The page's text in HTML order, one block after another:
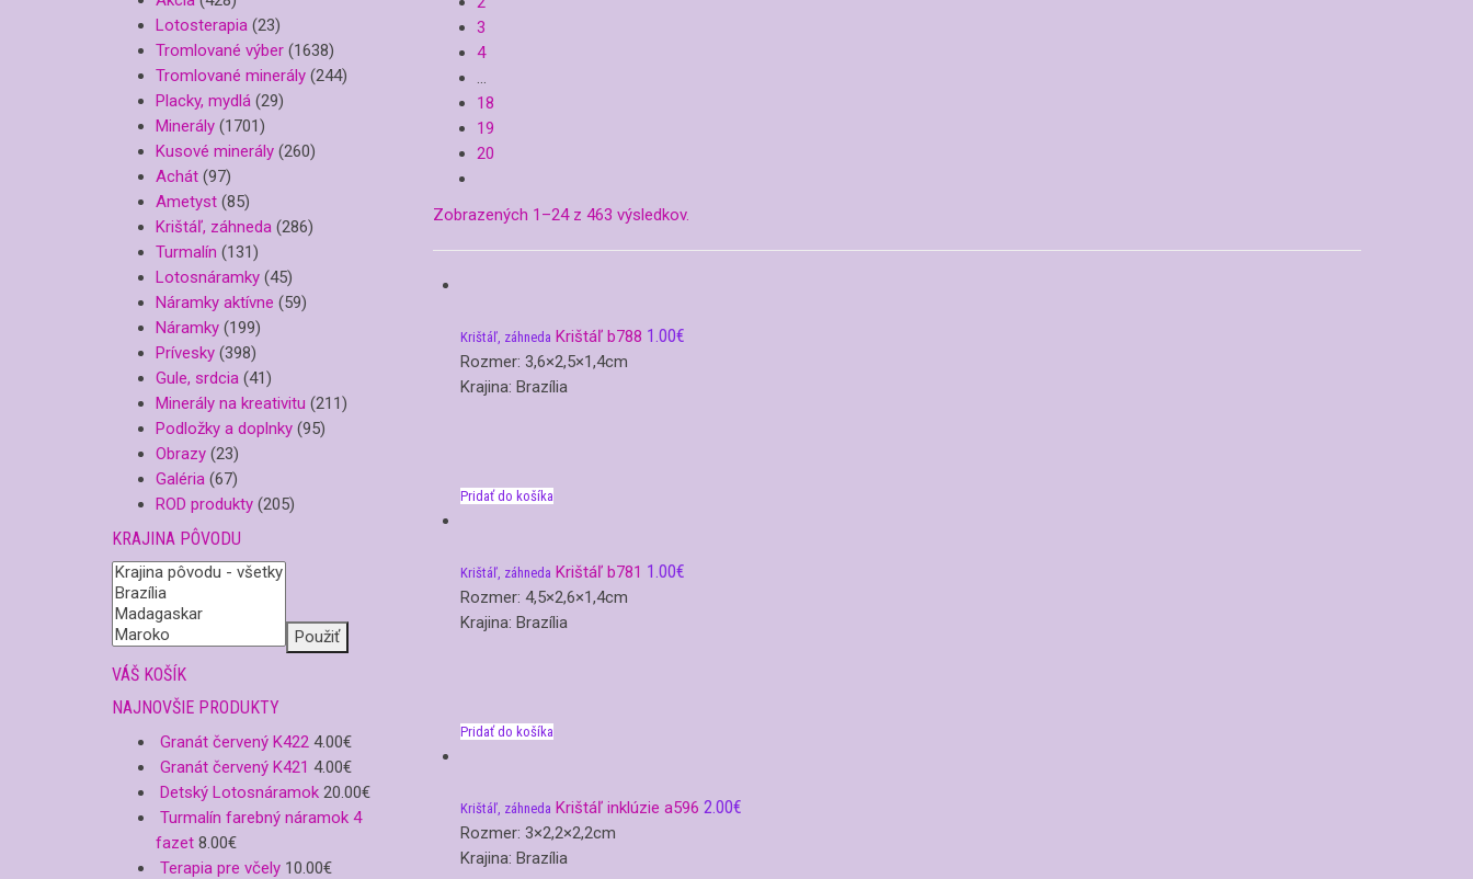
3
4
18
19
20
Zobrazených 1–24 z 463 výsledkov.
Krištáľ, záhneda Krištáľ b788 1.00€
Rozmer: 3,6×2,5×1,4cm
Krajina: Brazília
Pridať do košíka
Krištáľ, záhneda Krištáľ b781 1.00€
Rozmer: 4,5×2,6×1,4cm
Krajina: Brazília
Pridať do košíka
Krištáľ, záhneda Krištáľ inklúzie a596 2.00€
Rozmer: 3×2,2×2,2cm
Krajina: Brazília
Lotosterapia (23)
Tromlované výber (1638)
Tromlované minerály (244)
Placky, mydlá (29)
Minerály (1701)
Kusové minerály (260)
Achát (97)
Ametyst (85)
Krištáľ, záhneda (286)
Turmalín (131)
Lotosnáramky (45)
Náramky aktívne (59)
Náramky (199)
Prívesky (398)
Gule, srdcia (41)
Minerály na kreativitu (211)
Podložky a doplnky (95)
Obrazy (23)
Galéria (67)
ROD produkty (205)
KRAJINA PÔVODU
Použiť
VÁŠ KOŠÍK
NAJNOVŠIE PRODUKTY
Granát červený K422 4.00€
Granát červený K421 4.00€
Detský Lotosnáramok 20.00€
Turmalín farebný náramok 4
fazet 8.00€
Terapia pre včely 10.00€